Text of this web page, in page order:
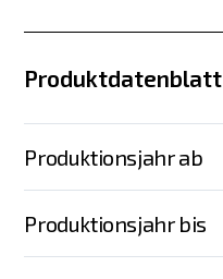
Produktdatenblatt
Produktionsjahr ab
Produktionsjahr bis